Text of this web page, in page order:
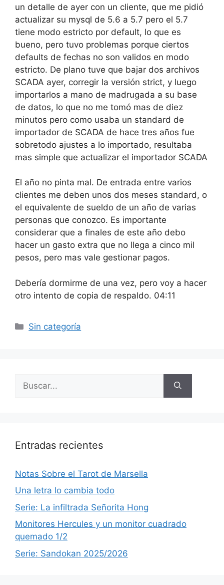
un detalle de ayer con un cliente, que me pidió
actualizar su mysql de 5.6 a 5.7 pero el 5.7
tiene modo estricto por default, lo que es
bueno, pero tuvo problemas porque ciertos
defaults de fechas no son validos en modo
estricto. De plano tuve que bajar dos archivos
SCADA ayer, corregir la versión strict, y luego
importarlos a mano de madrugada a su base
de datos, lo que no me tomó mas de diez
minutos pero como usaba un standard de
importador de SCADA de hace tres años fue
sobretodo ajustes a lo importado, resultaba
mas simple que actualizar el importador SCADA
El año no pinta mal. De entrada entre varios
clientes me deben unos dos meses standard, o
el equivalente de sueldo de un año de varias
personas que conozco. Es importante
considerar que a finales de este año debo
hacer un gasto extra que no llega a cinco mil
pesos, pero mas vale gestionar pagos.
Debería dormirme de una vez, pero voy a hacer
otro intento de copia de respaldo. 04:11
Categorías
Sin categoría
Entradas recientes
Notas Sobre el Tarot de Marsella
Una letra lo cambia todo
Serie: La infiltrada Señorita Hong
Monitores Hercules y un monitor cuadrado
quemado 1/2
Serie: Sandokan 2025/2026